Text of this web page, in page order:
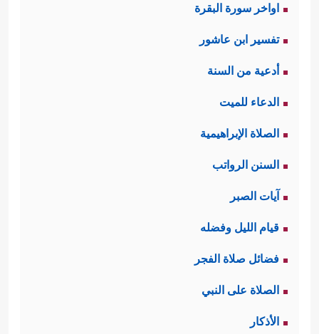
اواخر سورة البقرة
تفسير ابن عاشور
أدعية من السنة
الدعاء للميت
الصلاة الإبراهيمية
السنن الرواتب
آيات الصبر
قيام الليل وفضله
فضائل صلاة الفجر
الصلاة على النبي
الأذكار